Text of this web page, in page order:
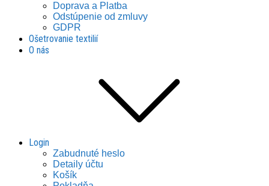
Doprava a Platba
Odstúpenie od zmluvy
GDPR
Ošetrovanie textilií
O nás
Login
Zabudnuté heslo
Detaily účtu
Košík